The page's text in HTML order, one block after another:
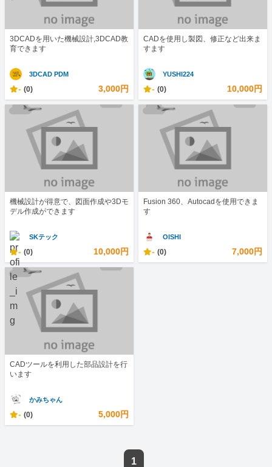
3DCADを用いた機械設計,3DCAD教
育できます
3DCAD PDM
- (0) 3,000円
CADを使用し製図、修正など出来ま
すます
YUSHI224
- (0) 10,000円
機械設計が得意で、図面作成や3Dモ
デル作成ができます
SKテック
- (0) 10,000円
Fusion 360、Autocadを使用できま
す
OISHI
- (0) 7,000円
CADツールを利用した部品設計を行
います
かみちゃん
- (0) 5,000円
1